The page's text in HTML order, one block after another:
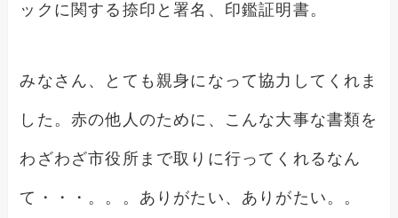
ックに関する捺印と署名、印鑑証明書。
みなさん、とても親身になって協力してくれま
した。赤の他人のために、こんな大事な書類を
わざわざ市役所まで取りに行ってくれるなん
て・・・。。。ありがたい、ありがたい。。